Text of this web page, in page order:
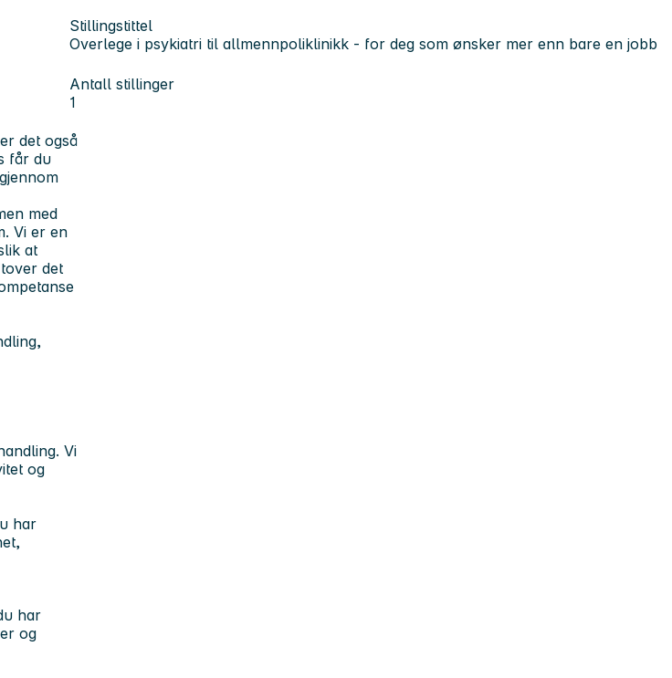
Stillingstittel
Overlege i psykiatri til allmennpoliklinikk - for deg som ønsker mer enn bare en jobb
Antall stillinger
1
det også
får du
med
Vi er en
at
det
Vi
og
har
har
og